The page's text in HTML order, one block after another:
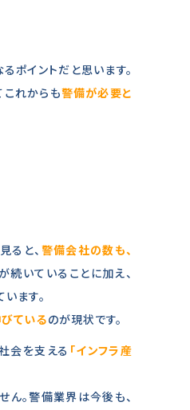
ポイントだと思います。
これからも警備が必要と
と、 警備会社の数も、
続いていることに加え、
ます。
ているのが現状です。
会を支える 「インフラ産
ん。警備業界は今後も、